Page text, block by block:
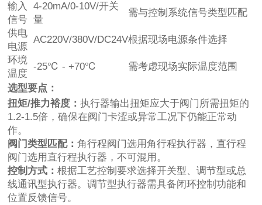
输入
信号
4-20mA/0-10V/开关
量
需与控制系统信号类型匹配
供电
电源
AC220V/380V/DC24V根据现场电源条件选择
环境
温度
-25℃ - +70℃
需考虑现场实际温度范围
选型要点：
扭矩/推力裕度：执行器输出扭矩应大于阀门所需扭矩的
1.2-1.5倍，确保在阀门卡涩或异常工况下仍能正常动
作。
阀门类型匹配：角行程阀门选用角行程执行器，直行程
阀门选用直行程执行器，不可混用。
控制方式：根据工艺控制要求选择开关型、调节型或总
线通讯型执行器。调节型执行器需具备闭环控制功能和
位置反馈信号。